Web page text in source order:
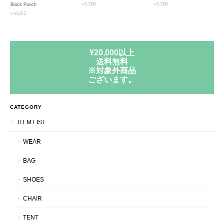
Black Punch
¥45,012
¥5,280 ¥5,280
¥20,000以上
送料無料
※対象外商品
ございます。
CATEGORY
ITEM LIST
WEAR
BAG
SHOES
CHAIR
TENT